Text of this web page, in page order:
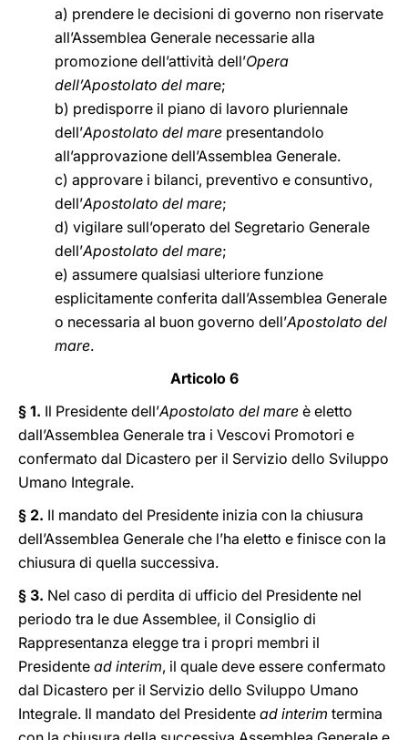
a) prendere le decisioni di governo non riservate
all’Assemblea Generale necessarie alla
promozione dell’attività dell’Opera
dell’Apostolato del mare;
b) predisporre il piano di lavoro pluriennale
dell’Apostolato del mare presentandolo
all’approvazione dell’Assemblea Generale.
c) approvare i bilanci, preventivo e consuntivo,
dell’Apostolato del mare;
d) vigilare sull’operato del Segretario Generale
dell’Apostolato del mare;
e) assumere qualsiasi ulteriore funzione
esplicitamente conferita dall’Assemblea Generale
o necessaria al buon governo dell’Apostolato del
mare.
Articolo 6
§ 1. Il Presidente dell’Apostolato del mare è eletto
dall’Assemblea Generale tra i Vescovi Promotori e
confermato dal Dicastero per il Servizio dello Sviluppo
Umano Integrale.
§ 2. Il mandato del Presidente inizia con la chiusura
dell’Assemblea Generale che l’ha eletto e finisce con la
chiusura di quella successiva.
§ 3. Nel caso di perdita di ufficio del Presidente nel
periodo tra le due Assemblee, il Consiglio di
Rappresentanza elegge tra i propri membri il
Presidente ad interim, il quale deve essere confermato
dal Dicastero per il Servizio dello Sviluppo Umano
Integrale. Il mandato del Presidente ad interim termina